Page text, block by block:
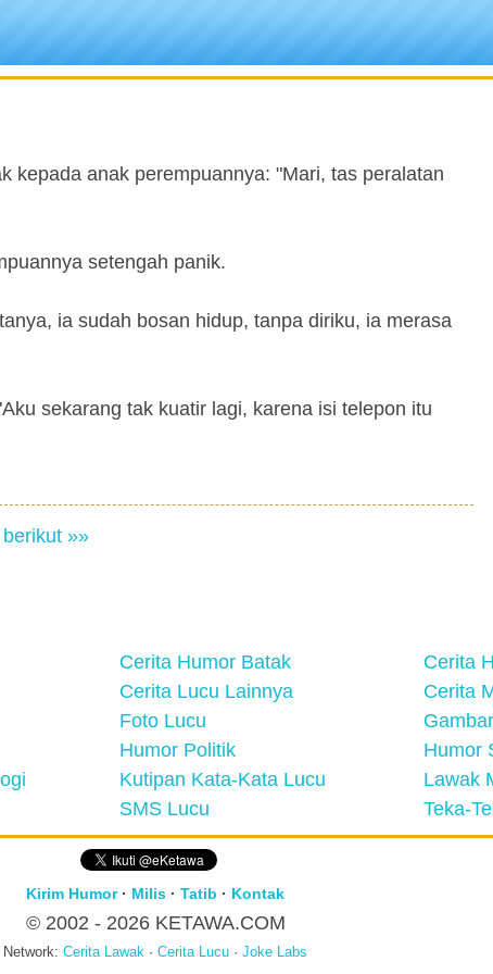
kepada anak perempuannya: "Mari, tas peralatan
setengah panik.
ia sudah bosan hidup, tanpa diriku, ia merasa
sekarang tak kuatir lagi, karena isi telepon itu
berikut »»
Cerita Humor Batak
Cerita
Cerita Lucu Lainnya
Cerita
Foto Lucu
Humor Politik
Humor
Kutipan Kata-Kata Lucu
Lawak
SMS Lucu Teka-
Kirim Humor· Milis · Tatib · Kontak
© 2002 - 2026 KETAWA.COM
Network: Cerita Lawak · Cerita Lucu · Joke Labs